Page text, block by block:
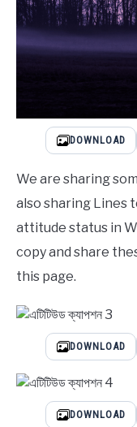
DOWNLOAD
We are sharing
also sharing Lines
attitude status in
copy and share
this page.
DOWNLOAD
DOWNLOAD